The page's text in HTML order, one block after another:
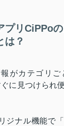
プリCiPPoの
は？
がカテゴリご
に見つけられ
ジナル機能で